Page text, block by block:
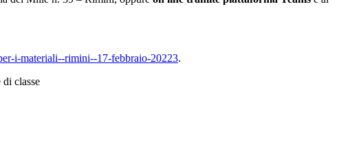
i-materiali--rimini--17-febbraio-20223.
classe